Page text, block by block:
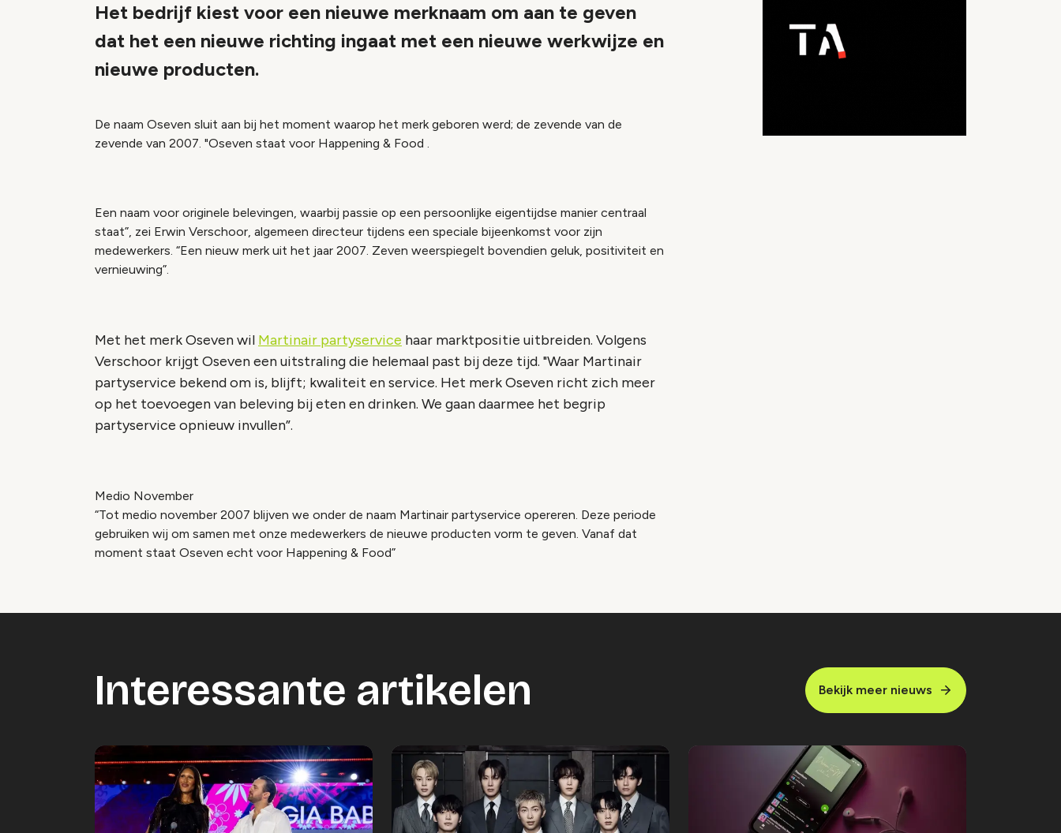
Het bedrijf kiest voor een nieuwe merknaam om aan te geven
dat het een nieuwe richting ingaat met een nieuwe werkwijze en
nieuwe producten.
De naam Oseven sluit aan bij het moment waarop het merk geboren werd; de zevende van de
zevende van 2007. "Oseven staat voor Happening & Food .
Een naam voor originele belevingen, waarbij passie op een persoonlijke eigentijdse manier centraal
staat”, zei Erwin Verschoor, algemeen directeur tijdens een speciale bijeenkomst voor zijn
medewerkers. “Een nieuw merk uit het jaar 2007. Zeven weerspiegelt bovendien geluk, positiviteit en
vernieuwing”.
Met het merk Oseven wil Martinair partyservice haar marktpositie uitbreiden. Volgens
Verschoor krijgt Oseven een uitstraling die helemaal past bij deze tijd. "Waar Martinair
partyservice bekend om is, blijft; kwaliteit en service. Het merk Oseven richt zich meer
op het toevoegen van beleving bij eten en drinken. We gaan daarmee het begrip
partyservice opnieuw invullen”.
Medio November
“Tot medio november 2007 blijven we onder de naam Martinair partyservice opereren. Deze periode
gebruiken wij om samen met onze medewerkers de nieuwe producten vorm te geven. Vanaf dat
moment staat Oseven echt voor Happening & Food”
Interessante artikelen Bekijk meer nieuws